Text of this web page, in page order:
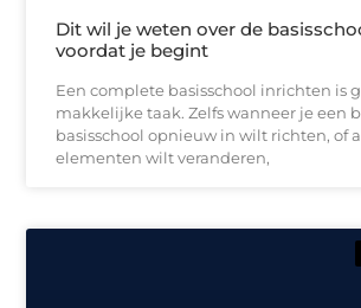
Dit wil je weten over de
voordat je begint
Een complete basisschool inrichten is
makkelijke taak. Zelfs wanneer je een
basisschool opnieuw in wilt richten, of
elementen wilt veranderen,